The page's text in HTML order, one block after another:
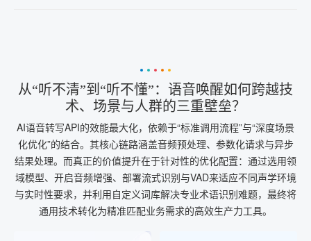
从“听不清”到“听不懂”：语音唤醒如何跨越技
术、场景与人群的三重壁垒？
AI语音转写API的效能最大化，依赖于“标准调用流程”与“深度场景
化优化”的结合。其核心链路涵盖音频预处理、参数化请求与异步
结果处理。而真正的价值提升在于针对性的优化配置：通过选用领
域模型、开启音频增强、部署流式识别与VAD来适应不同声学环境
与实时性要求，并利用自定义词库解决专业术语识别难题，最终将
通用技术转化为精准匹配业务需求的高效生产力工具。